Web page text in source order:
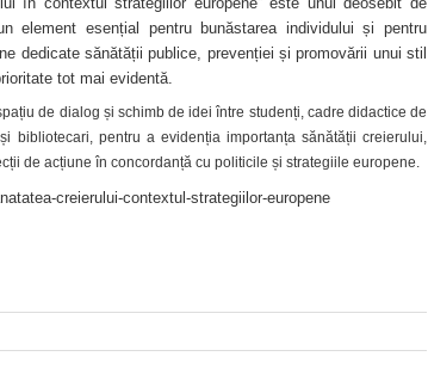
element esențial pentru bunăstarea individului și pentru
dedicate sănătății publice, prevenției și promovării unui stil
tot mai evidentă.
de dialog și schimb de idei între studenți, cadre didactice de
bibliotecari, pentru a evidenția importanța sănătății creierului,
de acțiune în concordanță cu politicile și strategiile europene.
creierului-contextul-strategiilor-europene